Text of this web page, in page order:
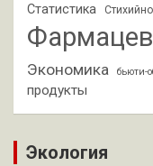
Статистика
Экономика бьюти-
продукты
Экология